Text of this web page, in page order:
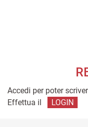
Accedi per poter
Effettua il
LOGIN